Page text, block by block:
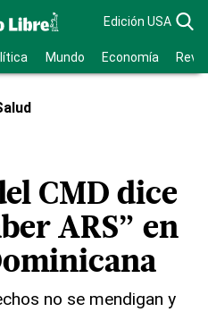
Edición USA
Mundo Economía
CMD dice
ARS” en
no se mendigan y